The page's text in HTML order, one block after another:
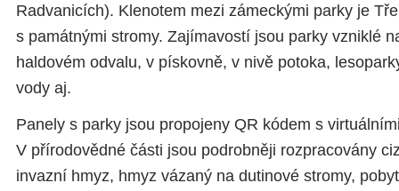
Radvanicích). Klenotem mezi zámeckými parky je
s památnými stromy. Zajímavostí jsou parky vzniklé
haldovém odvalu, v pískovně, v nivě potoka,
vody aj.
Panely s parky jsou propojeny QR kódem s
V přírodovědné části jsou podrobněji rozpracovány
invazní hmyz, hmyz vázaný na dutinové stromy,